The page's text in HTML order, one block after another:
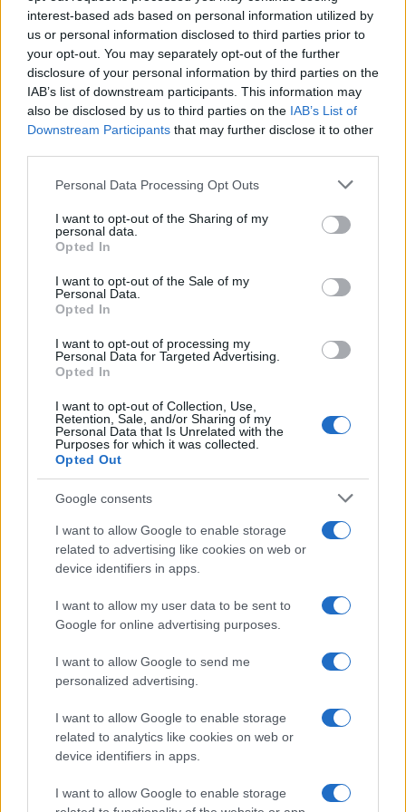
interest-based ads based on personal information utilized by
us or personal information disclosed to third parties prior to
your opt-out. You may separately opt-out of the further
disclosure of your personal information by third parties on the
IAB’s list of downstream participants. This information may
also be disclosed by us to third parties on the IAB’s List of
Downstream Participants that may further disclose it to other
Please note that this website/app uses one or more Google
not limited to your visit or usage behaviour. You may click to
grant or deny consent to Google and its third-party tags to
use your data for below specified purposes in below Google
consent section.
Personal Data Processing Opt Outs
I want to opt-out of the Sharing of my
personal data.
Opted In
I want to opt-out of the Sale of my
Personal Data.
Opted In
I want to opt-out of processing my
Personal Data for Targeted Advertising.
Opted In
I want to opt-out of Collection, Use,
Retention, Sale, and/or Sharing of my
Personal Data that Is Unrelated with the
Purposes for which it was collected.
Opted Out
Google consents
I want to allow Google to enable storage
related to advertising like cookies on web or
device identifiers in apps.
I want to allow my user data to be sent to
Google for online advertising purposes.
I want to allow Google to send me
personalized advertising.
I want to allow Google to enable storage
related to analytics like cookies on web or
device identifiers in apps.
I want to allow Google to enable storage
caratterizza perun ciclo di vita superiore,
oltre a mettere a disposizione diverse
temperature di colore. Il led, comunque, è
ideale anche per gli interni, come i garage, i
pianerottoli, gli atri e il vano scala, così come
per il giardino.
Vuoi rimuovere le pubblicità nazionali?
Puoi abbonarti a
Sei già abbonato?
Puoi effettuare l'accesso andando nella
sezione
cliccandoqui
TEMI: Condominio
Illuminazione Condominio
Lampade Led
Condividi l'articolo
F
a
ce
b
o
o
k
T
w
it
te
r
Pi
n
te
re
st
W
h
at
s
A
p
p
h
a
re
Prossimo articolo
NOTIZIE RECENTI
Nuovi posti auto in via La Marmora, parcheggio